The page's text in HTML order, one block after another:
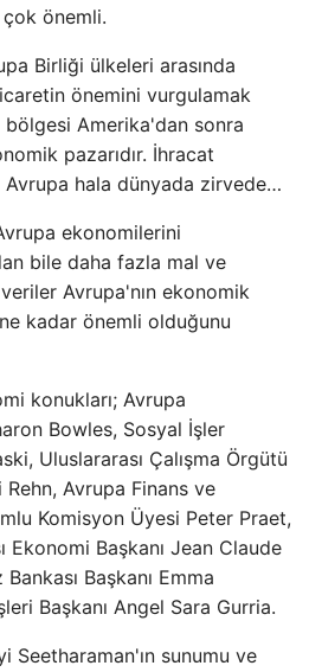
çok önemli.
Birliği ülkeleri arasında
önemini vurgulamak
Amerika'dan sonra
pazarıdır. İhracat
Avrupa hala dünyada zirvede…
ekonomilerini
bile daha fazla mal ve
Avrupa'nın ekonomik
kadar önemli olduğunu
konukları; Avrupa
Bowles, Sosyal İşler
Uluslararası Çalışma Örgütü
Rehn, Avrupa Finans ve
Komisyon Üyesi Peter Praet,
Ekonomi Başkanı Jean Claude
Başkanı Emma
Başkanı Angel Sara Gurria.
Seetharaman'ın sunumu ve